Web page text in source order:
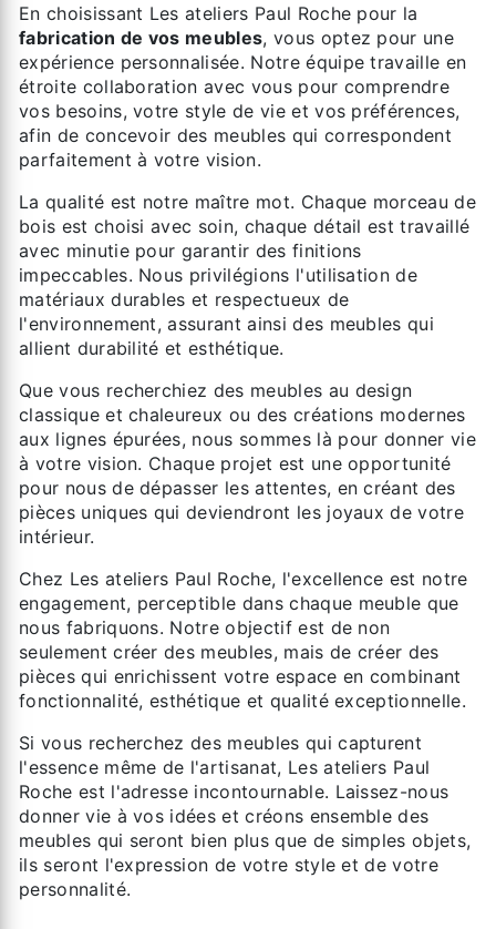
En choisissant Les ateliers Paul Roche pour la
fabrication de vos meubles, vous optez pour une
expérience personnalisée. Notre équipe travaille en
étroite collaboration avec vous pour comprendre
vos besoins, votre style de vie et vos préférences,
afin de concevoir des meubles qui correspondent
parfaitement à votre vision.
La qualité est notre maître mot. Chaque morceau de
bois est choisi avec soin, chaque détail est travaillé
avec minutie pour garantir des finitions
impeccables. Nous privilégions l'utilisation de
matériaux durables et respectueux de
l'environnement, assurant ainsi des meubles qui
allient durabilité et esthétique.
Que vous recherchiez des meubles au design
classique et chaleureux ou des créations modernes
aux lignes épurées, nous sommes là pour donner vie
à votre vision. Chaque projet est une opportunité
pour nous de dépasser les attentes, en créant des
pièces uniques qui deviendront les joyaux de votre
intérieur.
Chez Les ateliers Paul Roche, l'excellence est notre
engagement, perceptible dans chaque meuble que
nous fabriquons. Notre objectif est de non
seulement créer des meubles, mais de créer des
pièces qui enrichissent votre espace en combinant
fonctionnalité, esthétique et qualité exceptionnelle.
Si vous recherchez des meubles qui capturent
l'essence même de l'artisanat, Les ateliers Paul
Roche est l'adresse incontournable. Laissez-nous
donner vie à vos idées et créons ensemble des
meubles qui seront bien plus que de simples objets,
ils seront l'expression de votre style et de votre
personnalité.